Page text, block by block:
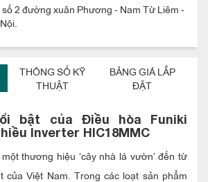
số 2 đường xuân Phương - Nam Từ Liêm -
THÔNG SỐ KỸ
THUẬT
BẢNG GIÁ LẮP
ĐẶT
bật của Điều hòa Funiki
Inverter HIC18MMC
thương hiệu ‘cây nhà lá vườn’ đến từ
của Việt Nam. Trong các loạt sản phẩm